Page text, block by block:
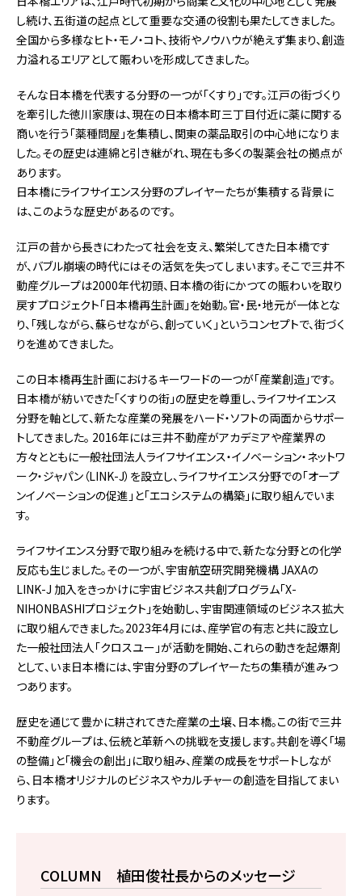
し続け、五街道の起点として重要な交通の役割も果たしてきました。
全国から多様なヒト・モノ・コト、技術やノウハウが絶えず集まり、創造
力溢れるエリアとして賑わいを形成してきました。
そんな日本橋を代表する分野の一つが「くすり」です。江戸の街づくり
を牽引した徳川家康は、現在の日本橋本町三丁目付近に薬に関する
商いを行う「薬種問屋」を集積し、関東の薬品取引の中心地になりま
した。その歴史は連綿と引き継がれ、現在も多くの製薬会社の拠点が
あります。
日本橋にライフサイエンス分野のプレイヤーたちが集積する背景に
は、このような歴史があるのです。
江戸の昔から長きにわたって社会を支え、繁栄してきた日本橋です
が、バブル崩壊の時代にはその活気を失ってしまいます。そこで三井不
動産グループは2000年代初頭、日本橋の街にかつての賑わいを取り
戻すプロジェクト「日本橋再生計画」を始動。官・民・地元が一体とな
り、「残しながら、蘇らせながら、創っていく」というコンセプトで、街づく
りを進めてきました。
この日本橋再生計画におけるキーワードの一つが「産業創造」です。
日本橋が紡いできた「くすりの街」の歴史を尊重し、ライフサイエンス
分野を軸として、新たな産業の発展をハード・ソフトの両面からサポー
トしてきました。 2016年には三井不動産がアカデミアや産業界の
方々とともに一般社団法人ライフサイエンス・イノベーション・ネットワ
ーク・ジャパン（LINK-J）を設立し、ライフサイエンス分野での「オープ
ンイノベーションの促進」と「エコシステムの構築」に取り組んでいま
す。
ライフサイエンス分野で取り組みを続ける中で、新たな分野との化学
反応も生じました。その一つが、宇宙航空研究開発機構 JAXAの
LINK-J 加入をきっかけに宇宙ビジネス共創プログラム「X-
NIHONBASHIプロジェクト」を始動し、宇宙関連領域のビジネス拡大
に取り組んできました。2023年4月には、産学官の有志と共に設立し
た一般社団法人「クロスユー」が活動を開始、これらの動きを起爆剤
として、いま日本橋には、宇宙分野のプレイヤーたちの集積が進みつ
つあります。
歴史を通じて豊かに耕されてきた産業の土壌、日本橋。この街で三井
不動産グループは、伝統と革新への挑戦を支援します。共創を導く「場
の整備」と「機会の創出」に取り組み、産業の成長をサポートしなが
ら、日本橋オリジナルのビジネスやカルチャーの創造を目指してまい
ります。
COLUMN 植田俊社長からのメッセージ